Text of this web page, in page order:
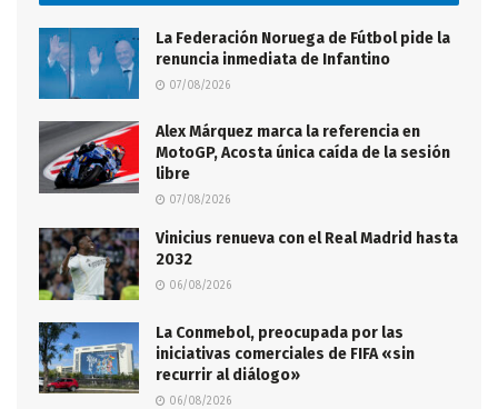
La Federación Noruega de Fútbol pide la
renuncia inmediata de Infantino
07/08/2026
Alex Márquez marca la referencia en
MotoGP, Acosta única caída de la sesión
libre
07/08/2026
Vinicius renueva con el Real Madrid hasta
2032
06/08/2026
La Conmebol, preocupada por las
iniciativas comerciales de FIFA «sin
recurrir al diálogo»
06/08/2026